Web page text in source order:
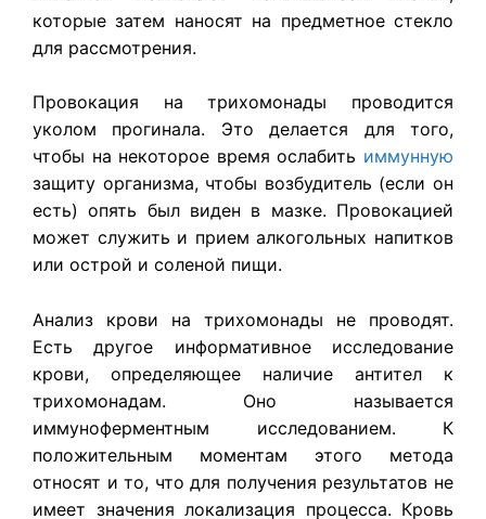
которые затем наносят на предметное стекло
для рассмотрения.
Провокация на трихомонады проводится
уколом прогинала. Это делается для того,
чтобы на некоторое время ослабить иммунную
защиту организма, чтобы возбудитель (если он
есть) опять был виден в мазке. Провокацией
может служить и прием алкогольных напитков
или острой и соленой пищи.
Анализ крови на трихомонады не проводят.
Есть другое информативное исследование
крови, определяющее наличие антител к
трихомонадам. Оно называется
иммуноферментным исследованием. К
положительным моментам этого метода
относят и то, что для получения результатов не
имеет значения локализация процесса. Кровь